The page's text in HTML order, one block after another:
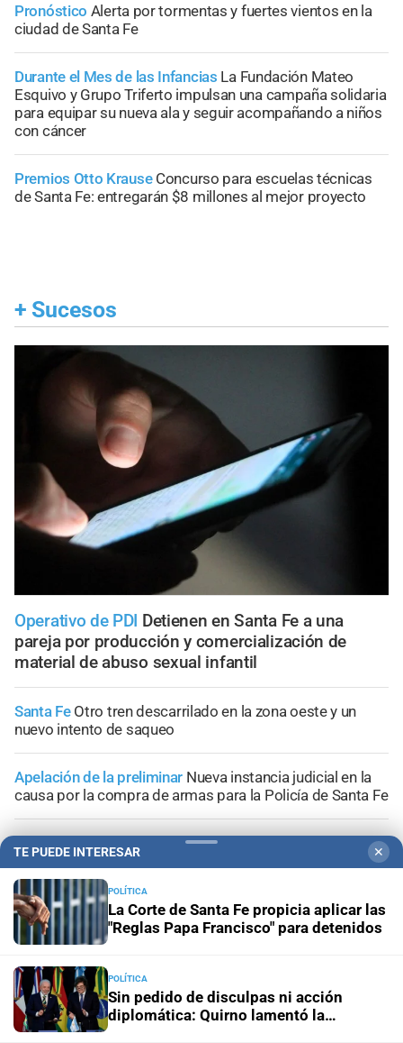
Pronóstico Alerta por tormentas y fuertes vientos en la
ciudad de Santa Fe
Durante el Mes de las Infancias La Fundación Mateo
Esquivo y Grupo Triferto impulsan una campaña solidaria
para equipar su nueva ala y seguir acompañando a niños
con cáncer
Premios Otto Krause Concurso para escuelas técnicas
de Santa Fe: entregarán $8 millones al mejor proyecto
+ Sucesos
Operativo de PDI Detienen en Santa Fe a una
pareja por producción y comercialización de
material de abuso sexual infantil
Santa Fe Otro tren descarrilado en la zona oeste y un
nuevo intento de saqueo
Apelación de la preliminar Nueva instancia judicial en la
causa por la compra de armas para la Policía de Santa Fe
Ratifican tres denuncias previas al
incendio y piden que la prueba se incorpore a la
investigación
En Clucellas
Accidente fatal en la Autovía 19: volcó un
camión frigorífico y murió uno de sus ocupantes
TE PUEDE INTERESAR ✕
POLÍTICA
La Corte de Santa Fe propicia aplicar las
"Reglas Papa Francisco" para detenidos
POLÍTICA
Sin pedido de disculpas ni acción
diplomática: Quirno lamentó la